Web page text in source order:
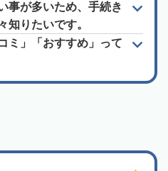
事が多いため、手続き
知りたいです。
ミ」「おすすめ」って